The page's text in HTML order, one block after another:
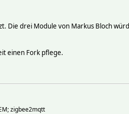
Die drei Module von Markus Bloch
einen Fork pflege.
zigbee2mqtt